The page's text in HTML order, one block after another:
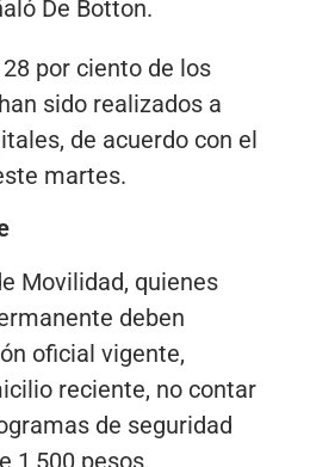
De Botton.
por ciento de los
sido realizados a
de acuerdo con el
martes.
Movilidad, quienes
deben
oficial vigente,
reciente, no contar
de seguridad
1,500 pesos.